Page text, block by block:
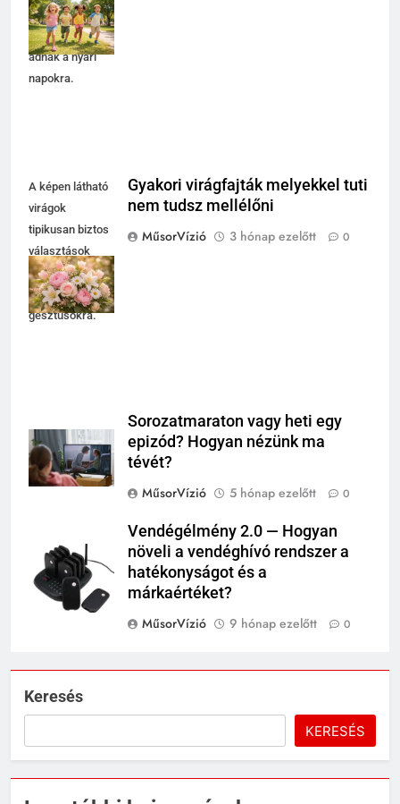
vidám
megjelenést
adnak a nyári
napokra.
A képen látható
virágok
tipikusan biztos
választások
ünnepi és
hétköznapi
gesztusokra.
Gyakori virágfajták melyekkel tuti
nem tudsz mellélőni
MűsorVízió
3 hónap ezelőtt 0
Sorozatmaraton vagy heti egy
epizód? Hogyan nézünk ma
tévét?
MűsorVízió
5 hónap ezelőtt 0
Vendégélmény 2.0 — Hogyan
növeli a vendéghívó rendszer a
hatékonyságot és a
márkaértéket?
MűsorVízió
9 hónap ezelőtt 0
Keresés
KERESÉS